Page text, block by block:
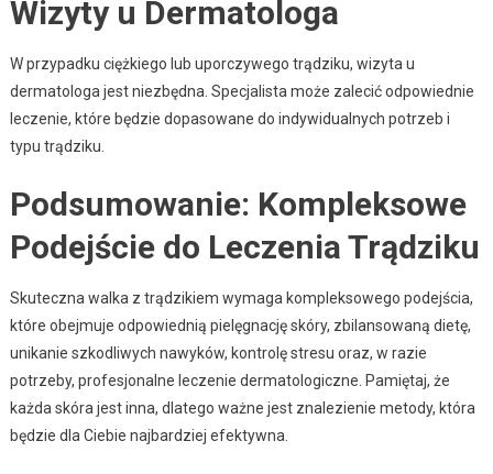
Wizyty u Dermatologa
W przypadku ciężkiego lub uporczywego trądziku, wizyta u
dermatologa jest niezbędna. Specjalista może zalecić odpowiednie
leczenie, które będzie dopasowane do indywidualnych potrzeb i
typu trądziku.
Podsumowanie: Kompleksowe
Podejście do Leczenia Trądziku
Skuteczna walka z trądzikiem wymaga kompleksowego podejścia,
które obejmuje odpowiednią pielęgnację skóry, zbilansowaną dietę,
unikanie szkodliwych nawyków, kontrolę stresu oraz, w razie
potrzeby, profesjonalne leczenie dermatologiczne. Pamiętaj, że
każda skóra jest inna, dlatego ważne jest znalezienie metody, która
będzie dla Ciebie najbardziej efektywna.